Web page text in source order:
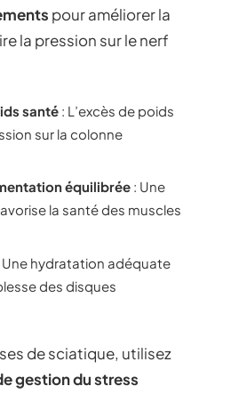
pour améliorer la
la pression sur le nerf
santé : L’excès de poids
sur la colonne
équilibrée : Une
la santé des muscles
Une hydratation adéquate
des disques
de sciatique, utilisez
gestion du stress